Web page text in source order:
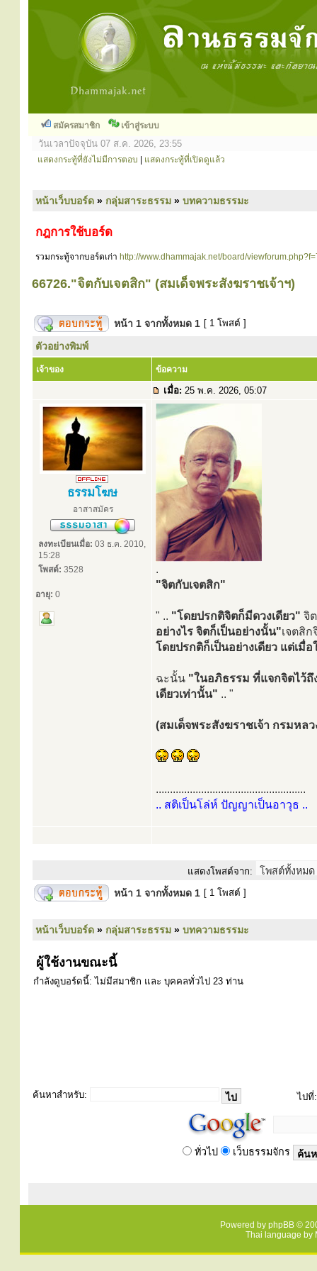
สมัครสมาชิก เข้าสู่ระบบ
วันเวลาปัจจุบัน 07 ส.ค. 2026, 23:55
แสดงกระทู้ที่ยังไม่มีการตอบ แสดงกระทู้ที่เปิดดูแล้ว
หน้าเว็บบอร์ด » กลุ่มสาระธรรม » บทความธรรมะ
กฎการใช้บอร์ด
รวมกระทู้จากบอร์ดเก่า http://www.dhammajak.net/board/
66726."จิตกับเจตสิก" (สมเด็จพระสังฆราชเจ้าฯ)
หน้า 1 จากทั้งหมด 1 [ 1 โพสต์ ]
ตัวอย่างพิมพ์
เจ้าของ ข้อความ
เมื่อ: 25 พ.ค. 2026, 05:07
ธรรมโฆษ
อาสาสมัคร
ลงทะเบียนเมื่อ: 03 ธ.ค. 2010,
15:28
โพสต์: 3528
อายุ: 0
.
"จิตกับเจตสิก"
" .. "โดยปรกติจิตก็มีดวงเดียว" จิ
อย่างไร จิตก็เป็นอย่างนั้น"เจตสิ
โดยปรกติก็เป็นอย่างเดียว แต่เมื่
ฉะนั้น "ในอภิธรรม ที่แจกจิตไว้ถึ
เดียวเท่านั้น" .. "
(สมเด็จพระสังฆราชเจ้า กรมหล
.....................................................
.. สติเป็นโล่ห์ ปัญญาเป็นอาวุธ ..
แสดงโพสต์จาก:
หน้า 1 จากทั้งหมด 1 [ 1 โพสต์ ]
หน้าเว็บบอร์ด » กลุ่มสาระธรรม » บทความธรรมะ
ผู้ใช้งานขณะนี้
กำลังดูบอร์ดนี้: ไม่มีสมาชิก และ บุคคลทั่วไป 23 ท่าน
ค้นหาสำหรับ: ไปที่:
ทั่วไป เว็บธรรมจักร
Powered by phpBB ©
Thai language by